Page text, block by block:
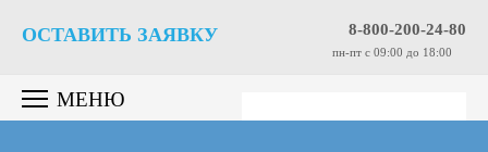
8-800-200-24-80
пн-пт c 09:00 до 18:00
ОСТАВИТЬ ЗАЯВКУ
МЕНЮ